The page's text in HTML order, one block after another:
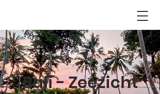
Bali - Zeezicht